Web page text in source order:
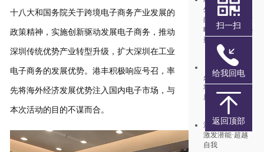
十八大和国务院关于跨境电子商务产业发展的
政策精神，实施创新驱动发展电子商务，推动
深圳传统优势产业转型升级，扩大深圳在工业
电子商务的发展优势。港丰积极响应号召，率
先将海外经济发展优势注入国内电子市场，与
本次活动的目的不谋而合。
外投资人--必学
的资金出入境攻
略》讲座备受热
捧
《境外投资人--
必学的资金出入
境攻略》专题讲
座
港丰2021团建 |
激发潜能·超越
自我
扫一扫
给我回电
返回顶部